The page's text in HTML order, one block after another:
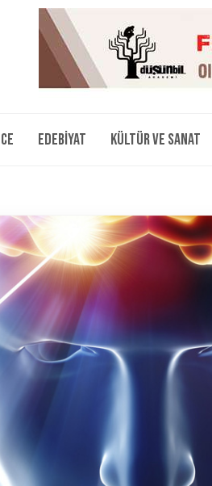
Edebiyat Kültür ve Sanat